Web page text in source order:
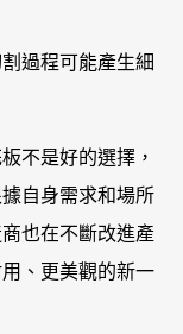
割過程可能產生細
不是好的選擇，
自身需求和場所
也在不斷改進產
、更美觀的新一